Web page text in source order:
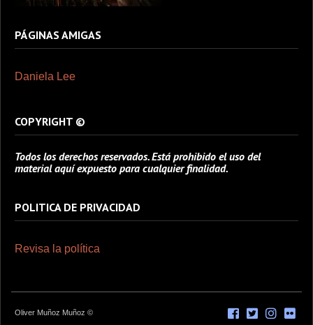
PÁGINAS AMIGAS
Daniela Lee
COPYRIGHT ©
Todos los derechos reservados. Está prohibido el uso del
material aquí expuesto para cualquier finalidad.
POLITICA DE PRIVACIDAD
Revisa la política
Oliver Muñoz Muñoz ©